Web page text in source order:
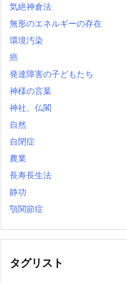
気絶神倉法
無形のエネルギーの存在
環境汚染
癌
発達障害の子どもたち
神様の言葉
神社、仏閣
自然
自閉症
農業
長寿長生法
静功
顎関節症
タグリスト